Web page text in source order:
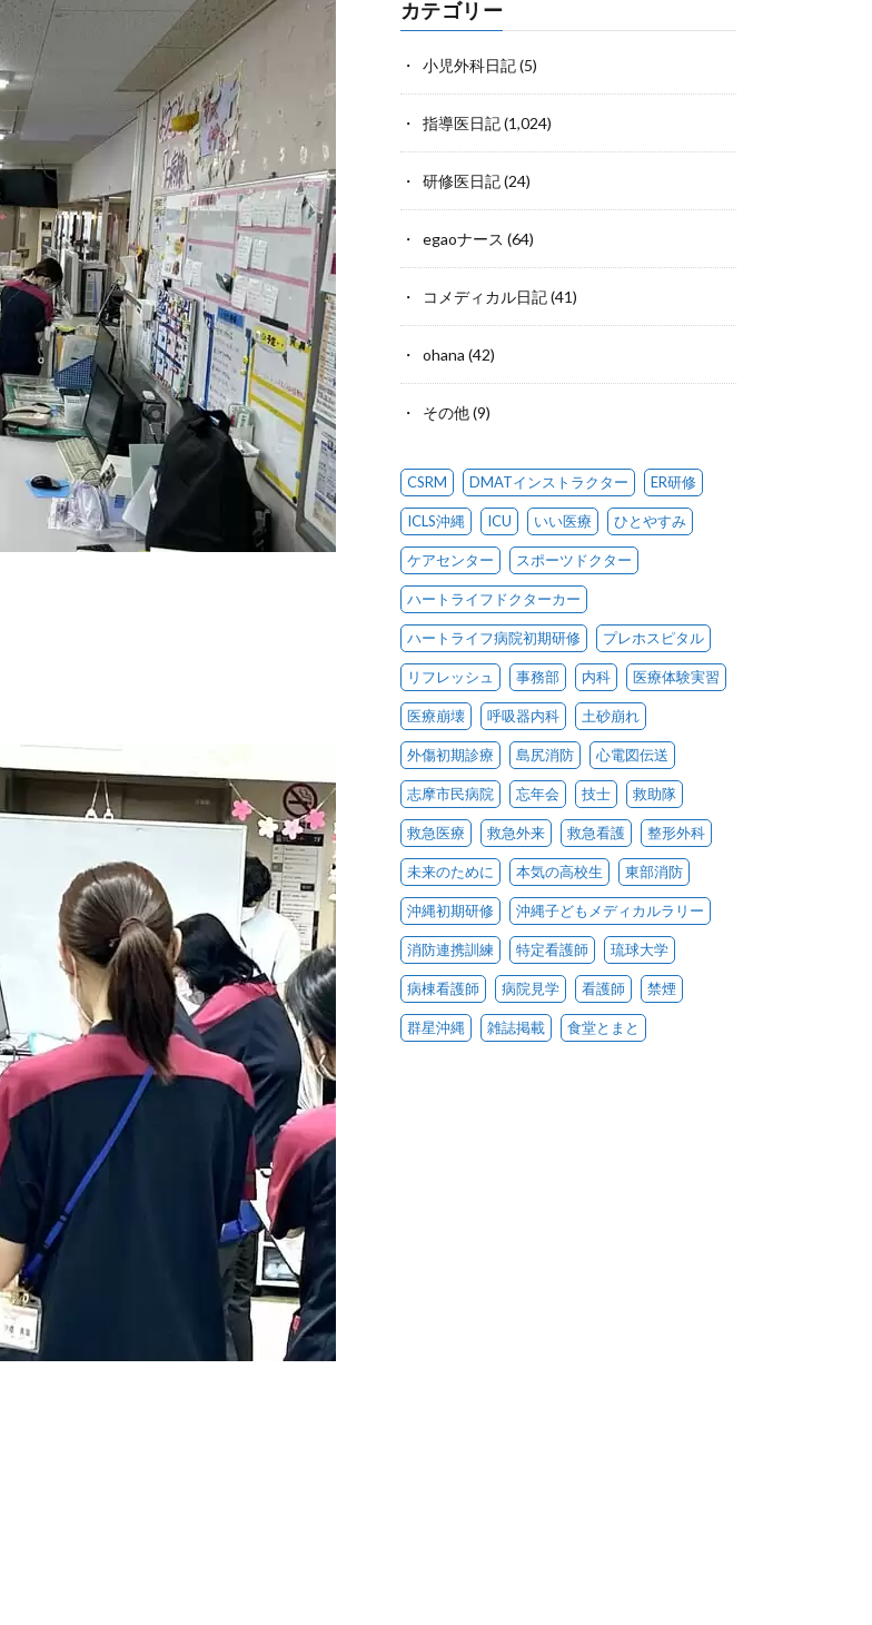
カテゴリー
小児外科日記(5)
指導医日記(1,024)
研修医日記(24)
egaoナース (64)
コメディカル日記(41)
ohana (42)
その他(9)
CSRM DMATインストラクター ER研修
ICLS沖縄 ICU いい医療 ひとやすみ
ケアセンター スポーツドクター
ハートライフドクターカー
ハートライフ病院初期研修 プレホスピタル
リフレッシュ 事務部 内科 医療体験実習
医療崩壊 呼吸器内科 土砂崩れ
外傷初期診療 島尻消防 心電図伝送
志摩市民病院 忘年会 技士 救助隊
救急医療 救急外来 救急看護 整形外科
未来のために 本気の高校生 東部消防
沖縄初期研修 沖縄子どもメディカルラリー
消防連携訓練 特定看護師 琉球大学
病棟看護師 病院見学 看護師 禁煙
群星沖縄 雑誌掲載 食堂とまと